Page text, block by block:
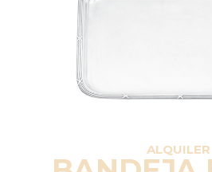
ALQUILER